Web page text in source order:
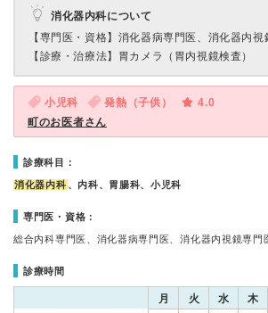
消化器内科について
【専門医・資格】 消化器病専門医、消化器内視
【診療・治療法】 胃カメラ（胃内視鏡検査）
小児科 発熱（子供）
4.0
町のお医者さん
診療科目：
消化器内科 、内科、胃腸科、小児科
専門医・資格：
総合内科専門医、消化器病専門医、消化器内視鏡専門
診療時間
月 火 水 木